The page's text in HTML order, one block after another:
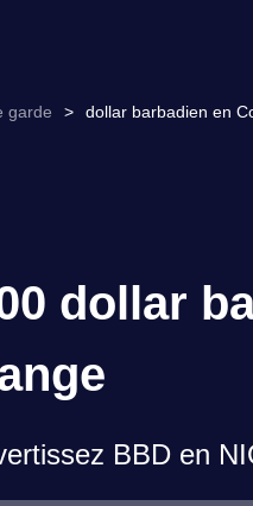
garde > dollar barbadien en
dollar
BBD en